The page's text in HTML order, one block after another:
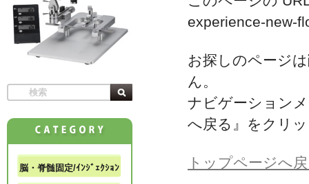
experience-new-
お探しのページ
ん。
ナビゲーション
へ戻る』をクリ
トップページへ
脳・脊髄固定/ｲﾝｼﾞｪｸｼｮﾝ